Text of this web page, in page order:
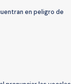
en peligro de